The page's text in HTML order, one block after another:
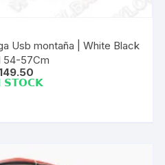
Usb montaña | White Black
54-57Cm
𝗦𝗧𝗢𝗖𝗞